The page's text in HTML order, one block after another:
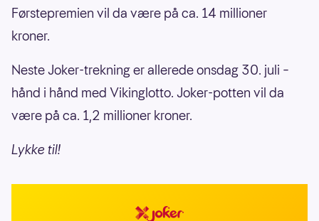
Førstepremien vil da være på ca. 14 millioner
kroner.
Neste Joker-trekning er allerede onsdag 30. juli –
hånd i hånd med Vikinglotto. Joker-potten vil da
være på ca. 1,2 millioner kroner.
Lykke til!